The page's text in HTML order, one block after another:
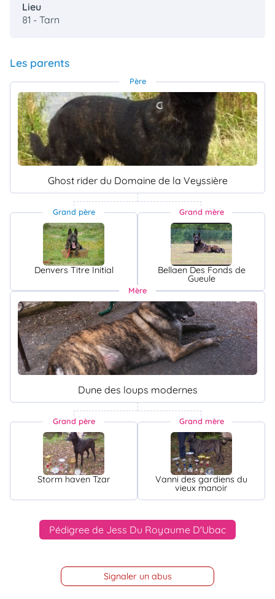
Lieu
81 - Tarn
Les parents
Père
Ghost rider du Domaine de la Veyssière
Grand père
Denvers Titre Initial
Grand mère
Bellaen Des Fonds de
Gueule
Mère
Dune des loups modernes
Grand père
Storm haven Tzar
Grand mère
Vanni des gardiens du
vieux manoir
Pédigree de Jess Du Royaume D'Ubac
Signaler un abus